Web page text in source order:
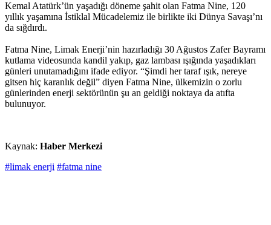
Kemal Atatürk’ün yaşadığı döneme şahit olan Fatma Nine, 120
yıllık yaşamına İstiklal Mücadelemiz ile birlikte iki Dünya Savaşı’nı
da sığdırdı.
Fatma Nine, Limak Enerji’nin hazırladığı 30 Ağustos Zafer Bayramı
kutlama videosunda kandil yakıp, gaz lambası ışığında yaşadıkları
günleri unutamadığını ifade ediyor. “Şimdi her taraf ışık, nereye
gitsen hiç karanlık değil” diyen Fatma Nine, ülkemizin o zorlu
günlerinden enerji sektörünün şu an geldiği noktaya da atıfta
bulunuyor.
Kaynak: Haber Merkezi
#limak enerji #fatma nine